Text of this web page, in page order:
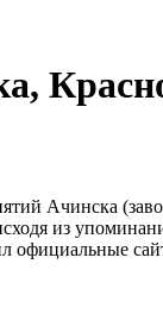
Ачинска
из
официальные